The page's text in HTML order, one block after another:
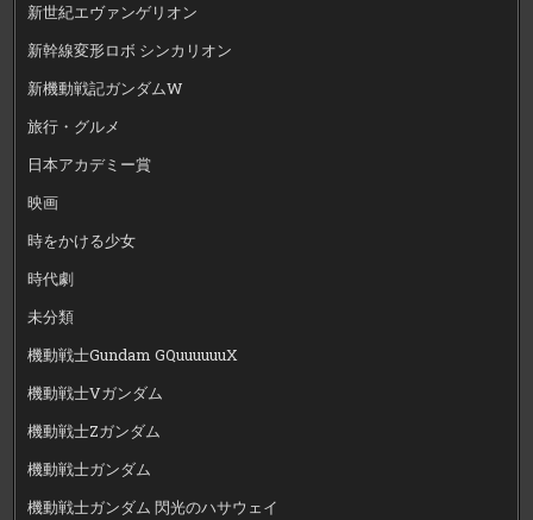
新世紀エヴァンゲリオン
新幹線変形ロボ シンカリオン
新機動戦記ガンダムW
旅行・グルメ
日本アカデミー賞
映画
時をかける少女
時代劇
未分類
機動戦士Gundam GQuuuuuuX
機動戦士Vガンダム
機動戦士Zガンダム
機動戦士ガンダム
機動戦士ガンダム 閃光のハサウェイ